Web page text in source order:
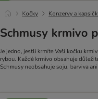
Kočky Konzervy a
Schmusy krmivo
Je jedno, jestli krmíte Vaši kočku
rybou. Každé krmivo obsahuje
Schmusy neobsahuje soju, barviva